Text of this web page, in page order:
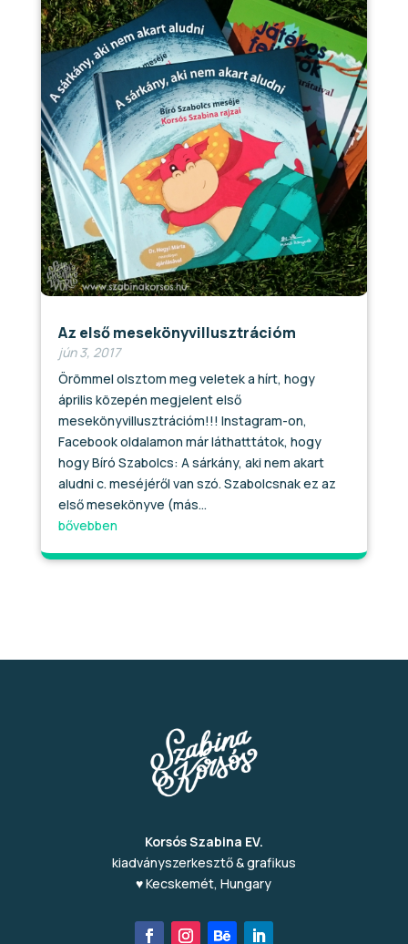
Az első mesekönyvillusztrációm
jún 3, 2017
Örömmel olsztom meg veletek a hírt, hogy
április közepén megjelent első
mesekönyvillusztrációm!!! Instagram-on,
Facebook oldalamon már láthatttátok, hogy
hogy Bíró Szabolcs: A sárkány, aki nem akart
aludni c. meséjéről van szó. Szabolcsnak ez az
első mesekönyve (más...
bővebben
Korsós Szabina EV.
kiadványszerkesztő & grafikus
♥ Kecskemét, Hungary